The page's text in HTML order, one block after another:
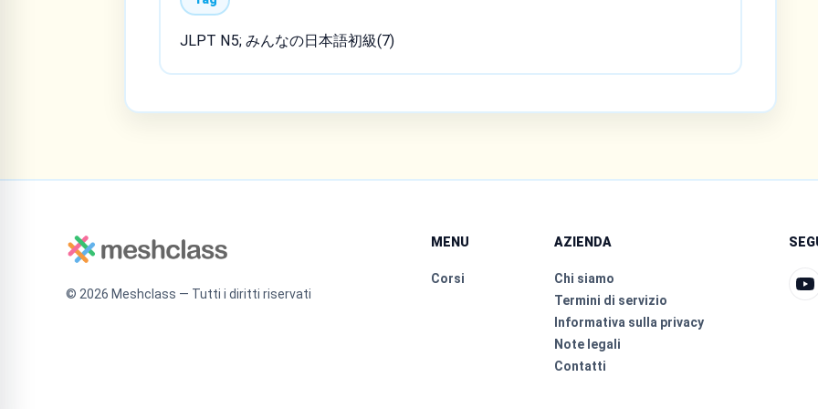
JLPT N5; みんなの日本語初級(7)
© 2026 Meshclass — Tutti i diritti riservati
MENU
Corsi
AZIENDA
Chi siamo
Termini di servizio
Informativa sulla privacy
Note legali
Contatti